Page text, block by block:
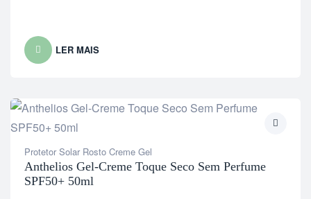
LER MAIS
Protetor Solar Rosto Creme Gel
Anthelios Gel-Creme Toque Seco Sem Perfume
SPF50+ 50ml